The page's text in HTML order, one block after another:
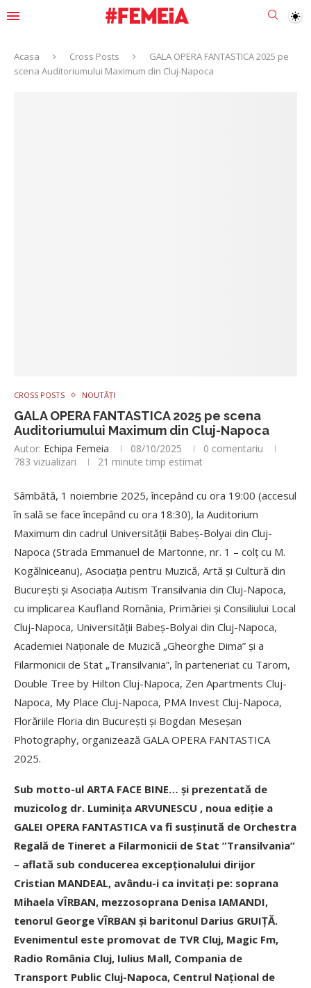
Acasa Cross Posts
GALA OPERA FANTASTICA 2025 pe
scena Auditoriumului Maximum din Cluj-Napoca
CROSS POSTS NOUTĂȚI
GALA OPERA FANTASTICA 2025 pe scena
Auditoriumului Maximum din Cluj-Napoca
Autor: Echipa Femeia 08/10/2025
0 comentariu
783 vizualizari 21 minute timp estimat
Sâmbătă, 1 noiembrie 2025, începând cu ora 19:00 (accesul
în sală se face începând cu ora 18:30), la Auditorium
Maximum din cadrul Universității Babeș-Bolyai din Cluj-
Napoca (Strada Emmanuel de Martonne, nr. 1 – colţ cu M.
Kogălniceanu), Asociația pentru Muzică, Artă și Cultură din
București și Asociația Autism Transilvania din Cluj-Napoca,
cu implicarea Kaufland România, Primăriei și Consiliului Local
Cluj-Napoca, Universității Babeș-Bolyai din Cluj-Napoca,
Academiei Naționale de Muzică „Gheorghe Dima” și a
Filarmonicii de Stat „Transilvania”, în parteneriat cu Tarom,
Double Tree by Hilton Cluj-Napoca, Zen Apartments Cluj-
Napoca, My Place Cluj-Napoca, PMA Invest Cluj-Napoca,
Florăriile Floria din București și Bogdan Meseșan
Photography, organizează GALA OPERA FANTASTICA
2025.
Sub motto-ul ARTA FACE BINE… și prezentată de
muzicolog dr. Luminița ARVUNESCU , noua ediție a
GALEI OPERA FANTASTICA va fi susținută de Orchestra
Regală de Tineret a Filarmonicii de Stat ”Transilvania”
– aflată sub conducerea excepționalului dirijor
Cristian MANDEAL, avându-i ca invitați pe: soprana
Mihaela VÎRBAN, mezzosoprana Denisa IAMANDI,
tenorul George VÎRBAN și baritonul Darius GRUIȚĂ.
Evenimentul este promovat de TVR Cluj, Magic Fm,
Radio România Cluj, Iulius Mall, Compania de
Transport Public Cluj-Napoca, Centrul Național de